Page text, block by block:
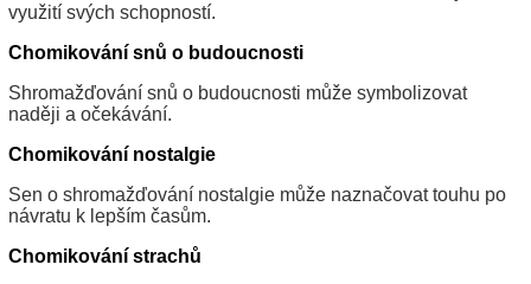
využití svých schopností.
Chomikování snů o budoucnosti
Shromažďování snů o budoucnosti může symbolizovat
naději a očekávání.
Chomikování nostalgie
Sen o shromažďování nostalgie může naznačovat touhu po
návratu k lepším časům.
Chomikování strachů